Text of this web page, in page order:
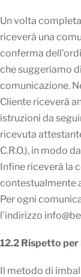
Un volta
riceverà una
conferma
che suggeriamo
comunicazione.
Cliente riceverà
istruzioni da
ricevuta
C.R.O.), in modo
Infine riceverà la
contestualmente
Per ogni
l’indirizzo
12.2 Rispetto per
Il metodo di